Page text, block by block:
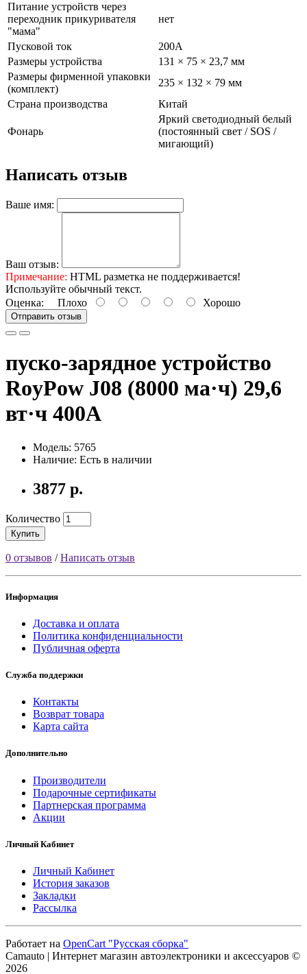
Питание устройств через
переходник прикуривателя
"мама"
нет
Пусковой ток
200А
Размеры устройства
131 × 75 × 23,7 мм
Размеры фирменной упаковки
(комплект)
235 × 132 × 79 мм
Страна производства
Китай
Фонарь
Яркий светодиодный белый
(постоянный свет / SOS /
мигающий)
Написать отзыв
Ваше имя:
Ваш отзыв:
Примечание: HTML разметка не поддерживается!
Используйте обычный текст.
Оценка: Плохо Хорошо
Отправить отзыв
пуско-зарядное устройство
RoyPow J08 (8000 ма·ч) 29,6
вт·ч 400A
Модель: 5765
Наличие: Есть в наличии
3877 р.
Количество
Купить
0 отзывов /Написать отзыв
Информация
Доставка и оплата
Политика конфиденциальности
Публичная оферта
Служба поддержки
Контакты
Возврат товара
Карта сайта
Дополнительно
Производители
Подарочные сертификаты
Партнерская программа
Акции
Личный Кабинет
Личный Кабинет
История заказов
Закладки
Рассылка
Работает на OpenCart "Русская сборка"
Camauto | Интернет магазин автоэлектроники и аксессуаров ©
2026